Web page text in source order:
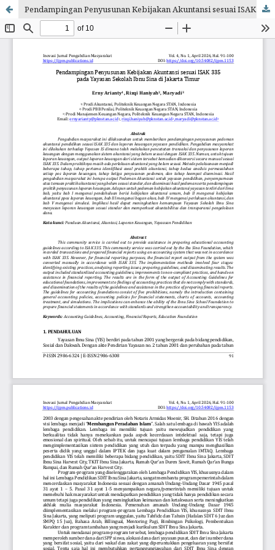
Pendampingan Penyusunan Kebijakan Akuntansi sesuai ISAK 335 pada Yayasan Sekolah Ibnu Sina di Jakarta Timur